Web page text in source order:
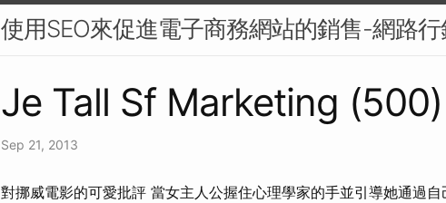
使用SEO來促進電子商務網站的銷售-網路行
Je Tall Sf Marketing (500)
Sep 21, 2013
對挪威電影的可愛批評 當女主人公握住心理學家的手並引導她通過